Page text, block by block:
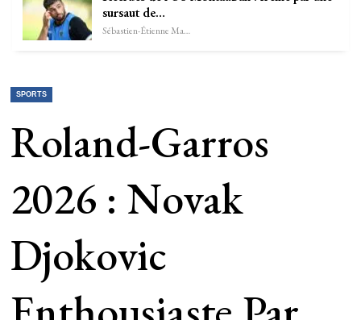
sursaut de…
Sébastien-Étienne Marechal
SPORTS
Roland-Garros
2026 : Novak
Djokovic